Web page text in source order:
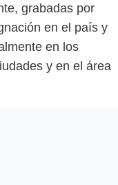
grabadas por
en el país y
en los
y en el área